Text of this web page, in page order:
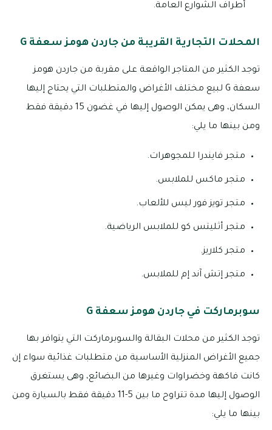
أطراف الشوارع العامة.
المحلات التجارية القريبة من جاردن هومز سعفة G
توجد الكثير من المتاجر الواقعة على مقربة من جاردن هومز
سعفة G لبيع مختلف الأغراض والمتطلبات التي يحتاج إليها
السكان، وهى يمكن الوصول إليها في غضون 15 دقيقة فقط
ومن بينها ما يلي:
متجر فايندرا للمجوهرات.
متجر ماكس للملابس.
متجر تويز فور ليس للألعاب.
متجر أثليتس كو للملابس الرياضية.
متجر كلاريز.
متجر إتش آند إم للملابس.
سوبرماركت في جاردن هومز سعفة G
توجد الكثير من محلات البقالة والسوبرماركت التي يتوافر بها
جميع الأغراض المنزلية الأساسية من متطلبات غذائية سواء إن
كانت فاكهة وخضراوات وغيرها من البضائع، وهى يستغرق
الوصول إليها مدة تتراوح ما بين 5-11 دقيقة فقط بالسيارة ومن
بينها ما يلي: